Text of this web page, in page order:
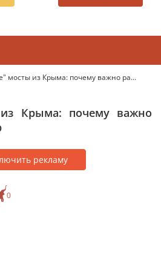
мосты из Крыма: почему важно ра...
Крыма: почему важно
рекламу
0